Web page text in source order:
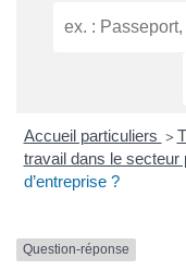
Accueil particuliers >
travail dans le secteur
d’entreprise ?
Question-réponse